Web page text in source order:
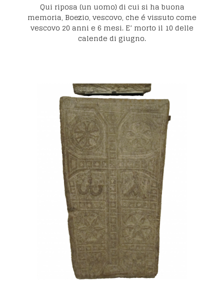
Qui riposa (un uomo) di cui si ha buona
memoria, Boezio, vescovo, che é vissuto come
vescovo 20 anni e 6 mesi. E’ morto il 10 delle
calende di giugno.